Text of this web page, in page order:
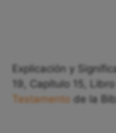
Explicación y
19, Capítulo 15,
Testamento de la